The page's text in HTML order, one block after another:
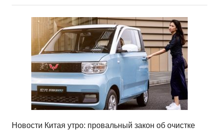
Новости Китая утро: провальный закон об очистке